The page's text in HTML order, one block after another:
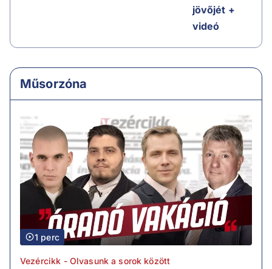
jövőjét +
videó
Műsorzóna
1 perc
Vezércikk - Olvasunk a sorok között